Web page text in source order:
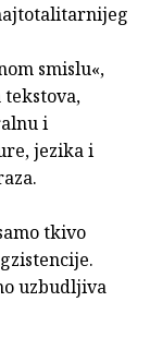
smislu«,
i
jezika i
tkivo
uzbudljiva